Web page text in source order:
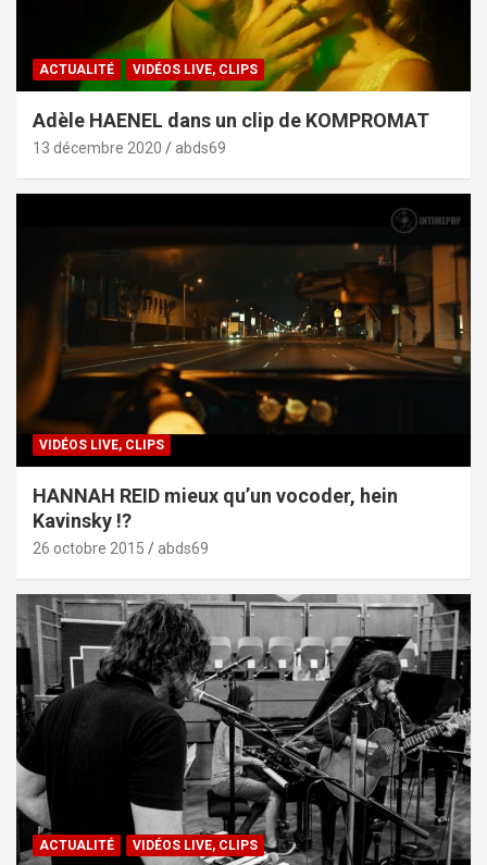
ACTUALITÉ VIDÉOS LIVE, CLIPS
Adèle HAENEL dans un clip de KOMPROMAT
13 décembre 2020 abds69
VIDÉOS LIVE, CLIPS
HANNAH REID mieux qu’un vocoder, hein
Kavinsky !?
26 octobre 2015 abds69
ACTUALITÉ VIDÉOS LIVE, CLIPS